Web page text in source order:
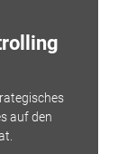
auf den